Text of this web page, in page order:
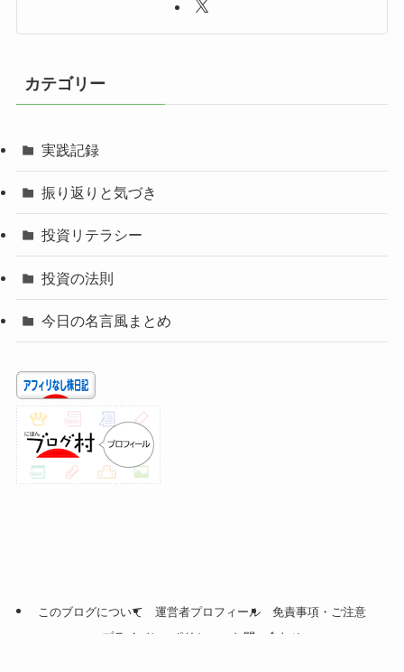
カテゴリー
実践記録
振り返りと気づき
投資リテラシー
投資の法則
今日の名言風まとめ
このブログについて 運営者プロフィール
免責事項・ご注意
プライバシーポリシー
お問い合わせ